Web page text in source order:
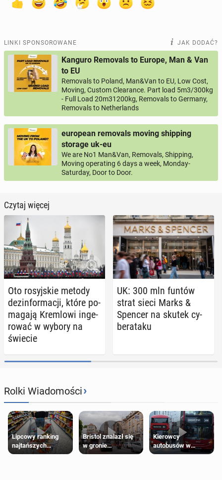
LINKI SPONSOROWANE JAK DODAĆ?
Kanguro Removals to Europe, Man & Van
to EU
Removals to Poland, Man&Van to EU, Low Cost,
Moving, Custom Clearance. Part load 5m3/300kg
- Full Load 20m31200kg, Removals to Germany,
Removals to Netherlands
european removals moving shipping
storage uk-eu
We are No1 Man&Van, Removals, Shipping,
Moving operating 6 days a week, Monday-
Saturday, Door to Door.
Czytaj więcej
Oto ro­syj­skie metody
dez­in­for­ma­cji, które po­
ma­ga­ją Krem­lo­wi in­ge­
ro­wać w wybory na
świecie
UK: 300 mln funtów
strat sieci Marks &
Spencer na skutek cy­
be­ra­ta­ku
Rolki Wiadomości›
Lipcowy ranking
najtańszych
supermarketów
Bristol znalazł się
w gronie
najlepszych
Kierowcy
autobusów w
Londynie